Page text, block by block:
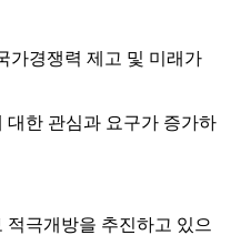
가경쟁력 제고 및 미래가
한 관심과 요구가 증가하
적극개방을 추진하고 있으